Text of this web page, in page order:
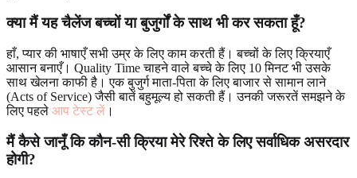
क्या मैं यह चैलेंज बच्चों या बुजुर्गों के साथ भी कर सकता हूँ?
हाँ, प्यार की भाषाएँ सभी उम्र के लिए काम करती हैं। बच्चों के लिए क्रियाएँ
आसान बनाएँ। Quality Time चाहने वाले बच्चे के लिए 10 मिनट भी उसके
साथ खेलना काफी है। एक बुजुर्ग माता-पिता के लिए बाजार से सामान लाने
(Acts of Service) जैसी बातें बहुमूल्य हो सकती हैं। उनकी जरूरतें समझने के
लिए पहले आप टेस्ट लें ।
मैं कैसे जानूँ कि कौन-सी क्रिया मेरे रिश्ते के लिए सर्वाधिक असरदार
होगी?